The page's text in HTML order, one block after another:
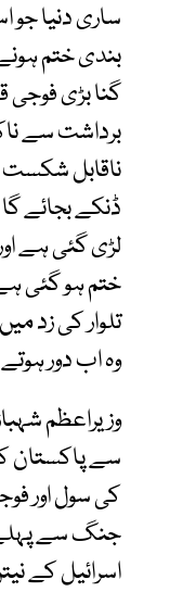
ساری دنیا جو
بندی ختم
گنا بڑی
برداشت سے
ناقابل شکست
ڈنکے بجائے
لڑی گئی ہے
ختم ہو گئی
تلوار کی زد
وہ اب دور
وزیراعظم
سے پاکستان
کی سول اور
جنگ سے پہلے
اسرائیل کے